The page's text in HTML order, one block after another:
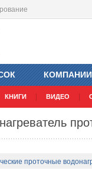
КОМПАНИИ
КНИГИ ВИДЕО
проточные